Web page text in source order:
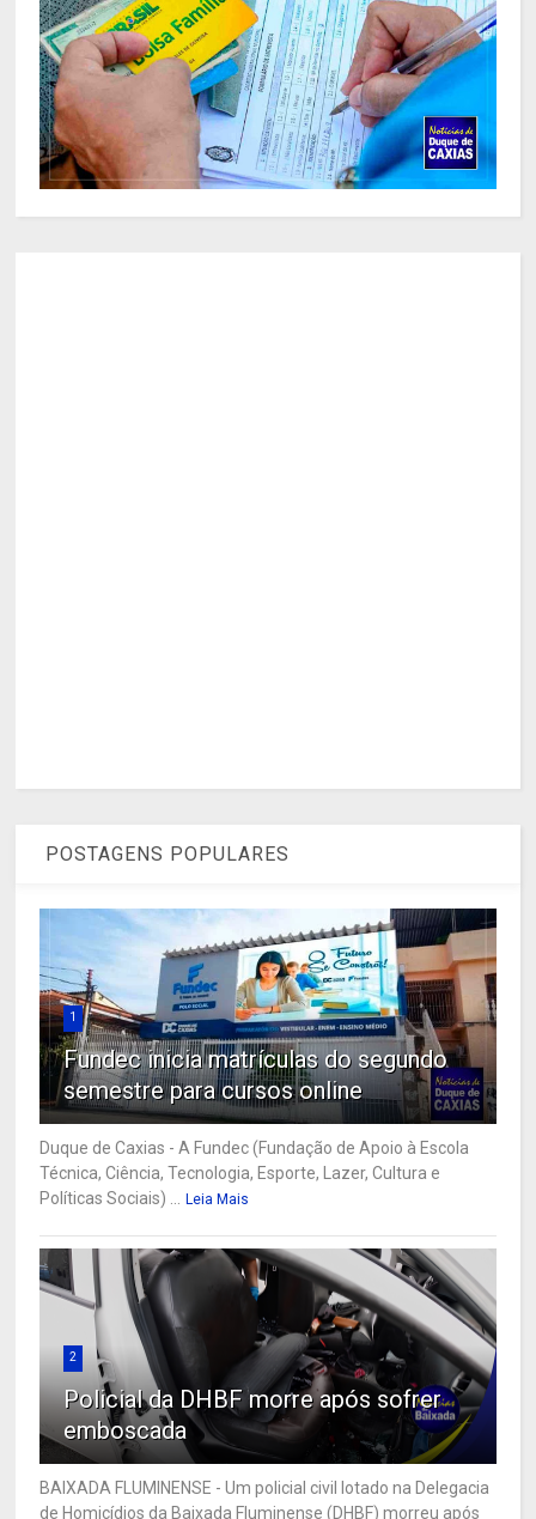
POSTAGENS POPULARES
1
Fundec inicia matrículas do segundo
semestre para cursos online
Duque de Caxias - A Fundec (Fundação de Apoio à Escola
Técnica, Ciência, Tecnologia, Esporte, Lazer, Cultura e
Políticas Sociais) ...
Leia Mais
2
Policial da DHBF morre após sofrer
emboscada
BAIXADA FLUMINENSE - Um policial civil lotado na Delegacia
de Homicídios da Baixada Fluminense (DHBF) morreu após